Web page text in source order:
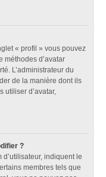
« profil » vous pouvez
méthodes d’avatar
L’administrateur du
de la manière dont ils
utiliser d’avatar,
?
indiquent le
membres tels que